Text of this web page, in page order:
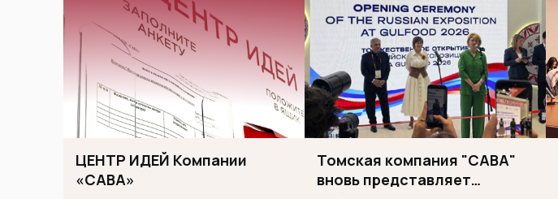
ЦЕНТР ИДЕЙ Компании
«САВА»
Томская компания "САВА"
вновь представляет